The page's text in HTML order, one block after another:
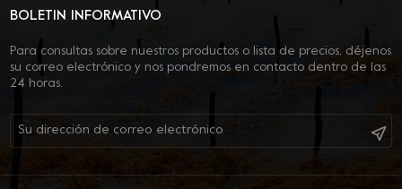
BOLETIN INFORMATIVO
Para consultas sobre nuestros productos o lista de precios, déjenos
su correo electrónico y nos pondremos en contacto dentro de las
24 horas.